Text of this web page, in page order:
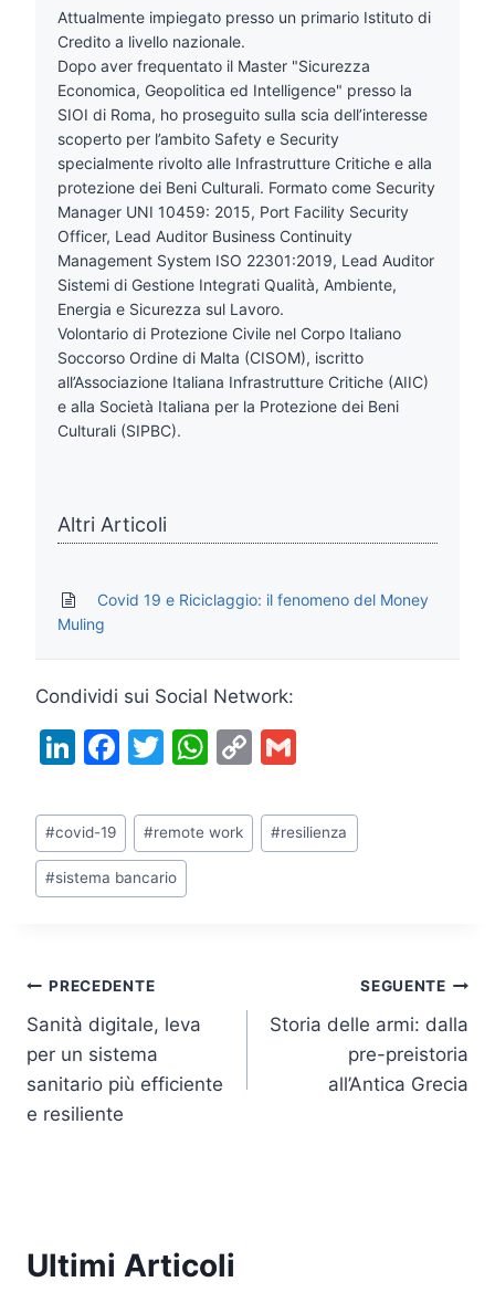
Attualmente impiegato presso un primario Istituto di
Credito a livello nazionale.
Dopo aver frequentato il Master "Sicurezza
Economica, Geopolitica ed Intelligence" presso la
SIOI di Roma, ho proseguito sulla scia dell’interesse
scoperto per l’ambito Safety e Security
specialmente rivolto alle Infrastrutture Critiche e alla
protezione dei Beni Culturali. Formato come Security
Manager UNI 10459: 2015, Port Facility Security
Officer, Lead Auditor Business Continuity
Management System ISO 22301:2019, Lead Auditor
Sistemi di Gestione Integrati Qualità, Ambiente,
Energia e Sicurezza sul Lavoro.
Volontario di Protezione Civile nel Corpo Italiano
Soccorso Ordine di Malta (CISOM), iscritto
all’Associazione Italiana Infrastrutture Critiche (AIIC)
e alla Società Italiana per la Protezione dei Beni
Culturali (SIPBC).
Altri Articoli
Covid 19 e Riciclaggio: il fenomeno del Money
Muling
Condividi sui Social Network:
Li
k
e
dI
F
c
e
b
k
T
itt
er
W
at
s
C
p
y
ai
l
Tag
articolo:
#covid-19 #remote work #resilienza
#sistema bancario
Navigazione
articoli
PRECEDENTE
Sanità digitale, leva
per un sistema
sanitario più efficiente
e resiliente
SEGUENTE
Storia delle armi: dalla
pre-preistoria
all’Antica Grecia
Ultimi Articoli